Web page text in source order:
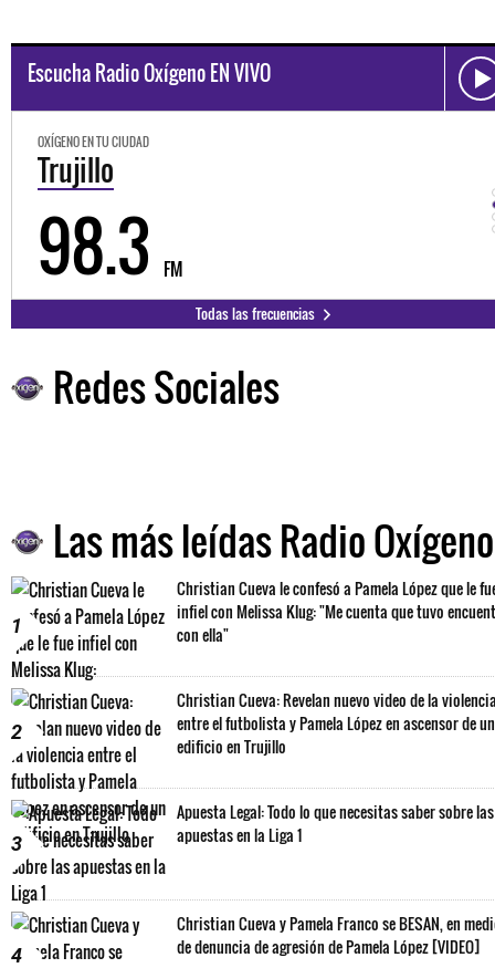
Escucha Radio Oxígeno EN VIVO
OXÍGENO EN TU CIUDAD
Trujillo
98.3 FM
Todas las frecuencias
Redes Sociales
Las más leídas Radio Oxígeno
1
Christian Cueva le confesó a Pamela López que le
infiel con Melissa Klug: "Me cuenta que tuvo
con ella"
2
Christian Cueva: Revelan nuevo video de la
entre el futbolista y Pamela López en ascensor de un
edificio en Trujillo
3
Apuesta Legal: Todo lo que necesitas saber sobre las
apuestas en la Liga 1
4
Christian Cueva y Pamela Franco se BESAN, en
de denuncia de agresión de Pamela López [VIDEO]